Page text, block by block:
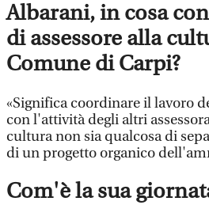
Albarani, in cosa
di assessore alla
Comune di Carpi?
«Significa coordinare il lavoro
con l'attività degli altri
cultura non sia qualcosa di
di un progetto organico
Com'è la sua